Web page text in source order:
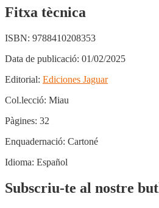
Fitxa tècnica
ISBN: 9788410208353
Data de publicació: 01/02/2025
Editorial: Ediciones Jaguar
Col.lecció: Miau
Pàgines: 32
Enquadernació: Cartoné
Idioma: Español
Subscriu-te al nostre